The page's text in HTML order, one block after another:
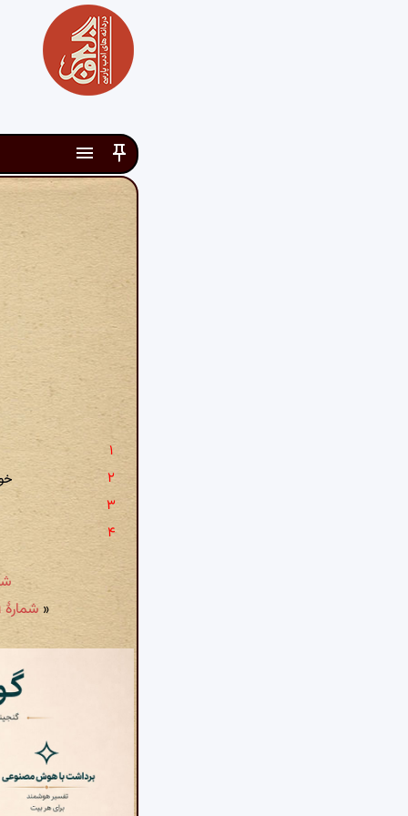
شمارهٔ ۲۱ -
« شمارهٔ ۱۹ - در وصف تگرگ: ز میغ اندر جهد هزمان درخشا